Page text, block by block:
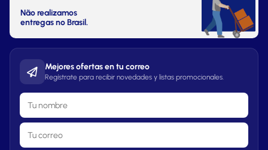
Não realizamos
entregas no Brasil.
Mejores ofertas en tu correo
Regístrate para recibir novedades y listas promocionales.